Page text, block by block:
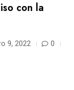
con la
9, 2022
0